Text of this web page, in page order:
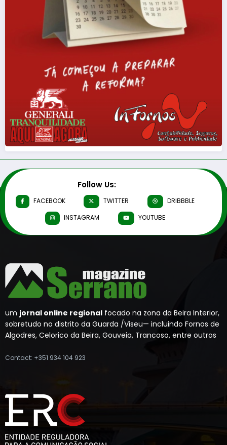
Follow Us:
FACEBOOK TWITTER
DRIBBBLE
INSTAGRAM
YOUTUBE
um jornal online regional focado na zona da Beira Interior,
sobretudo no distrito da Guarda /Viseu— incluindo Fornos de
Algodres, Celorico da Beira, Gouveia, Trancoso, entre outros
Contact: +351 934 104 923